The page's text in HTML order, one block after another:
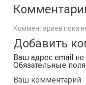
Комментариев пока
Добавить
Ваш адрес email не
Обязательные
Ваш комментарий